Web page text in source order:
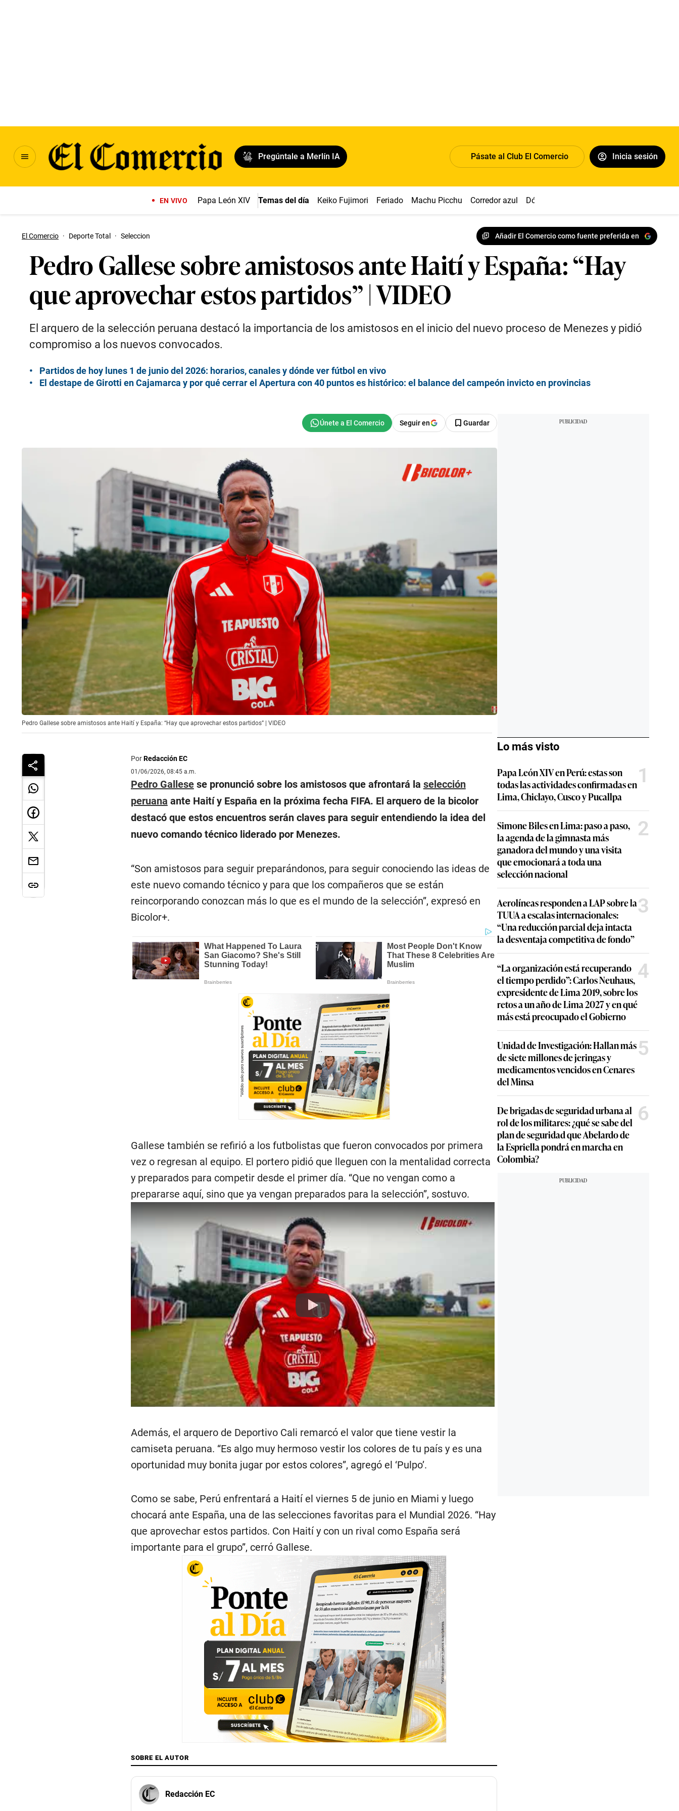
Pregúntale a Merlín IA Pásate al Club El Comercio Inicia sesión
EN VIVO Papa León XIV Temas del día Keiko Fujimori Feriado Machu Picchu Corredor azul Dólar
El Comercio · Deporte Total · Seleccion Añadir El Comercio como fuente preferida en
Pedro Gallese sobre amistosos ante Haití y España: “Hay
que aprovechar estos partidos” | VIDEO
El arquero de la selección peruana destacó la importancia de los amistosos en el inicio del nuevo proceso de Menezes y pidió
compromiso a los nuevos convocados.
Partidos de hoy lunes 1 de junio del 2026: horarios, canales y dónde ver fútbol en vivo
El destape de Girotti en Cajamarca y por qué cerrar el Apertura con 40 puntos es histórico: el balance del campeón invicto en provincias
Seguir en Guardar
Pedro Gallese sobre amistosos ante Haití y España: “Hay que aprovechar estos partidos” | VIDEO
PorRedacción EC
01/06/2026, 08:45 a.m.
Pedro Gallesese pronunció sobre los amistosos que afrontará la selección
peruana ante Haití y España en la próxima fecha FIFA. El arquero de la bicolor
destacó que estos encuentros serán claves para seguir entendiendo la idea del
nuevo comando técnico liderado por Menezes.
“Son amistosos para seguir preparándonos, para seguir conociendo las ideas de
este nuevo comando técnico y para que los compañeros que se están
reincorporando conozcan más lo que es el mundo de la selección”, expresó en
Bicolor+.
Gallese también se refirió a los futbolistas que fueron convocados por primera
vez o regresan al equipo. El portero pidió que lleguen con la mentalidad correcta
y preparados para competir desde el primer día. “Que no vengan como a
prepararse aquí, sino que ya vengan preparados para la selección”, sostuvo.
Play
Además, el arquero de Deportivo Cali remarcó el valor que tiene vestir la
camiseta peruana. “Es algo muy hermoso vestir los colores de tu país y es una
oportunidad muy bonita jugar por estos colores”, agregó el ‘Pulpo’.
Como se sabe, Perú enfrentará a Haití el viernes 5 de junio en Miami y luego
chocará ante España, una de las selecciones favoritas para el Mundial 2026. “Hay
que aprovechar estos partidos. Con Haití y con un rival como España será
importante para el grupo”, cerró Gallese.
SOBRE EL AUTOR
Redacción EC
Lo más visto
Papa León XIV en Perú: estas son
todas las actividades confirmadas en
Lima, Chiclayo, Cusco y Pucallpa
1
Simone Biles en Lima: paso a paso,
la agenda de la gimnasta más
ganadora del mundo y una visita
que emocionará a toda una
selección nacional
2
Aerolíneas responden a LAP sobre la
TUUA a escalas internacionales:
“Una reducción parcial deja intacta
la desventaja competitiva de fondo”
3
“La organización está recuperando
el tiempo perdido”: Carlos Neuhaus,
expresidente de Lima 2019, sobre los
retos a un año de Lima 2027 y en qué
más está preocupado el Gobierno
4
Unidad de Investigación: Hallan más
de siete millones de jeringas y
medicamentos vencidos en Cenares
del Minsa
5
De brigadas de seguridad urbana al
rol de los militares: ¿qué se sabe del
plan de seguridad que Abelardo de
la Espriella pondrá en marcha en
Colombia?
6